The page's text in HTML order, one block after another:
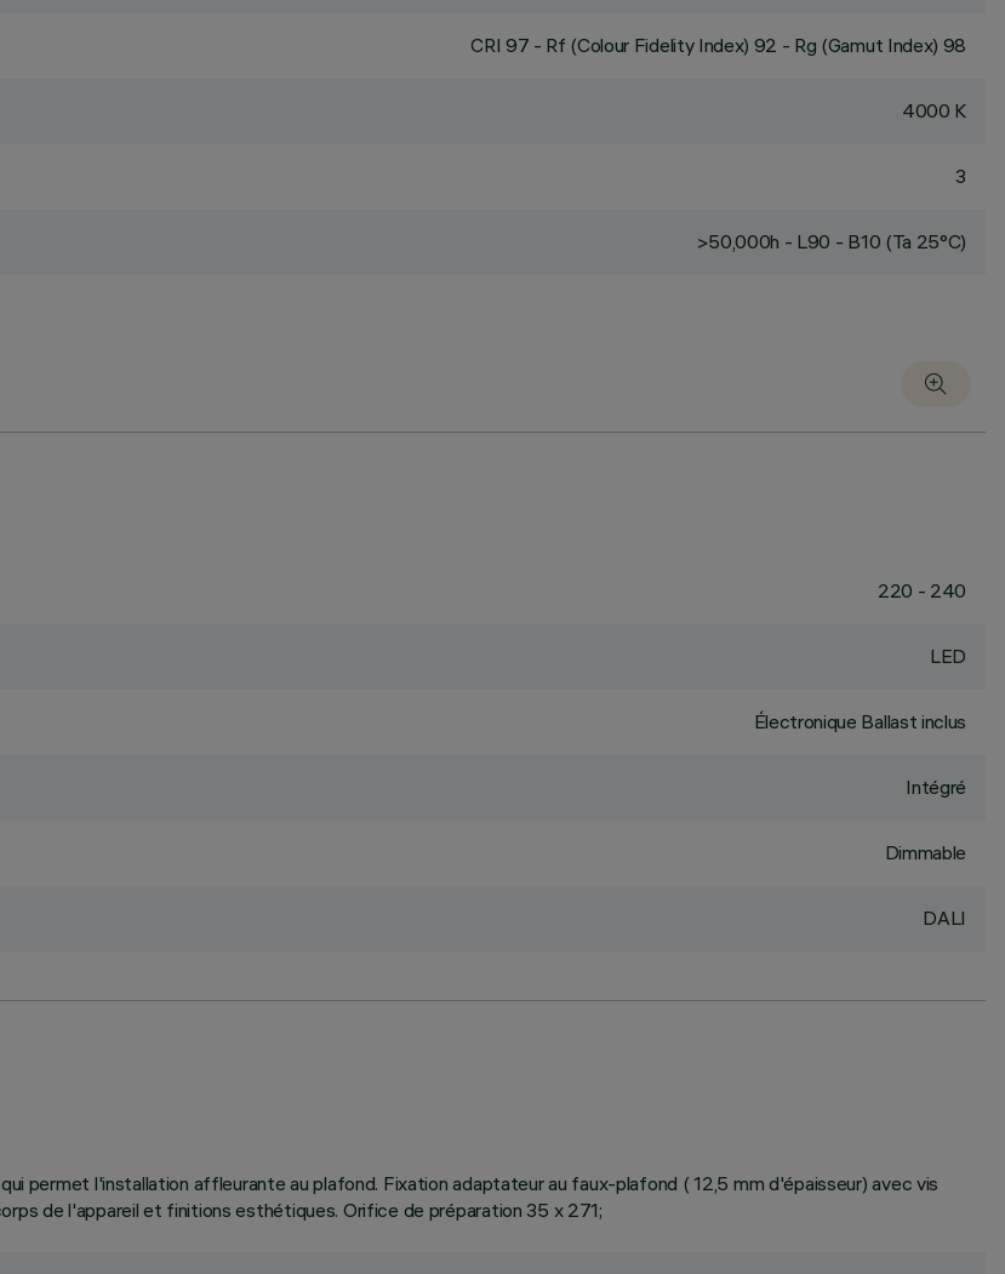
CRI 97 - Rf (Colour Fidelity Index) 92 - Rg (Gamut Index) 98
4000 K
3
>50,000h - L90 - B10 (Ta 25°C)
220 - 240
LED
Électronique Ballast inclus
Intégré
Dimmable
DALI
permet l'installation affleurante au plafond. Fixation adaptateur au faux-plafond ( 12,5 mm d'épaisseur) avec vis
de l'appareil et finitions esthétiques. Orifice de préparation 35 x 271;